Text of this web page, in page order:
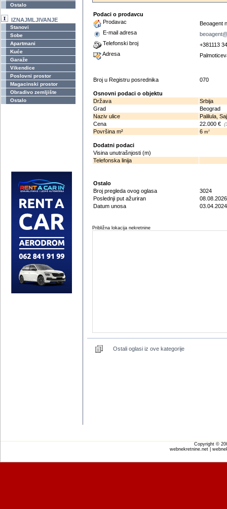
Ostalo
IZNAJMLJIVANJE
Stanovi
Sobe
Apartmani
Kuće
Garaže
Vikendice
Poslovni prostor
Magacinski prostor
Obradivo zemljište
Ostalo
Podaci o prodavcu
Prodavac
Beoagent
E-mail adresa
Telefonski broj
+381113
Adresa
Broj u Registru posrednika 070
Osnovni podaci o objektu
Država
Srbija
Grad
Beograd
Naziv ulice
Palilula,
Cena
22.000 €
Površina m² 6 m2
Dodatni podaci
Visina unutrašnjosti (m)
Telefonska linija
Ostalo
Broj pregleda ovog oglasa
3024
Poslednji put ažuriran
Datum unosa
Približna lokacija nekretnine
Ostali oglasi iz ove kategorije
Copyright ©
webnekretnine.net |